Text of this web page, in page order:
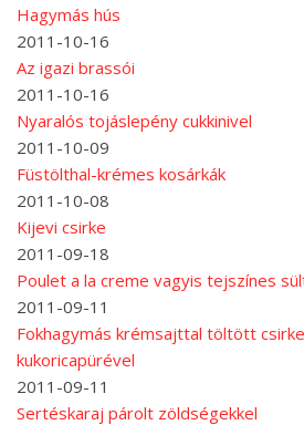
Hagymás hús
2011-10-16
Az igazi brassói
2011-10-16
Nyaralós tojáslepény cukkinivel
2011-10-09
Füstölthal-krémes kosárkák
2011-10-08
Kijevi csirke
2011-09-18
Poulet a la creme vagyis tejszínes
2011-09-11
Fokhagymás krémsajttal töltött
kukoricapürével
2011-09-11
Sertéskaraj párolt zöldségekkel